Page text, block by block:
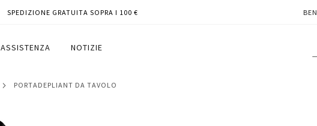
SPEDIZIONE GRATUITA SOPRA I 100 €
ASSISTENZA NOTIZIE
PORTADEPLIANT DA TAVOLO